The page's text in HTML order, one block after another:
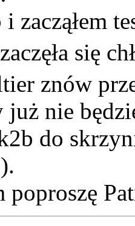
i zacząłem
się
znów
nie
do
poproszę